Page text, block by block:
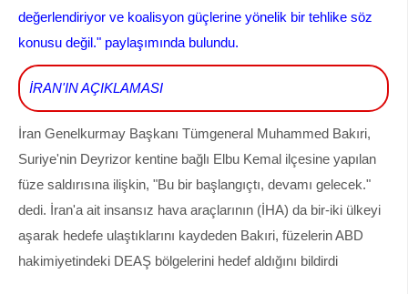
değerlendiriyor ve koalisyon güçlerine yönelik bir tehlike söz
konusu değil." paylaşımında bulundu.
İRAN'IN AÇIKLAMASI
İran Genelkurmay Başkanı Tümgeneral Muhammed Bakıri,
Suriye'nin Deyrizor kentine bağlı Elbu Kemal ilçesine yapılan
füze saldırısına ilişkin, "Bu bir başlangıçtı, devamı gelecek."
dedi. İran'a ait insansız hava araçlarının (İHA) da bir-iki ülkeyi
aşarak hedefe ulaştıklarını kaydeden Bakıri, füzelerin ABD
hakimiyetindeki DEAŞ bölgelerini hedef aldığını bildirdi